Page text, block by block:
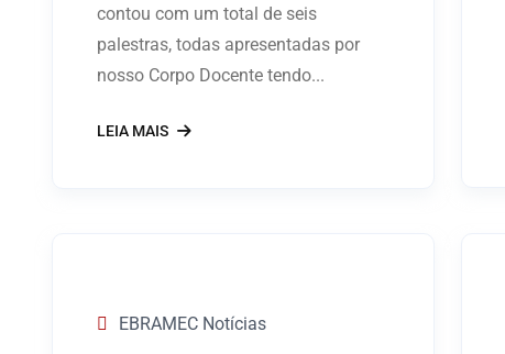
contou com um total de seis
palestras, todas apresentadas por
nosso Corpo Docente tendo...
LEIA MAIS
EBRAMEC Notícias